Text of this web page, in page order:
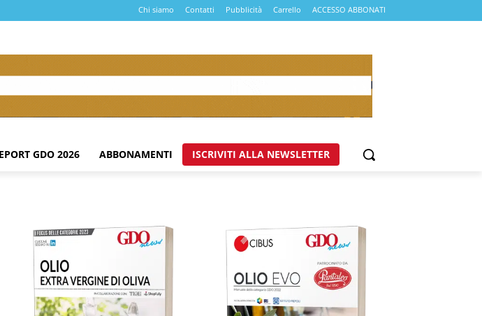
Chi siamo Contatti Pubblicità Carrello ACCESSO ABBONATI
GDO 2026 ABBONAMENTI ISCRIVITI ALLA NEWSLETTER